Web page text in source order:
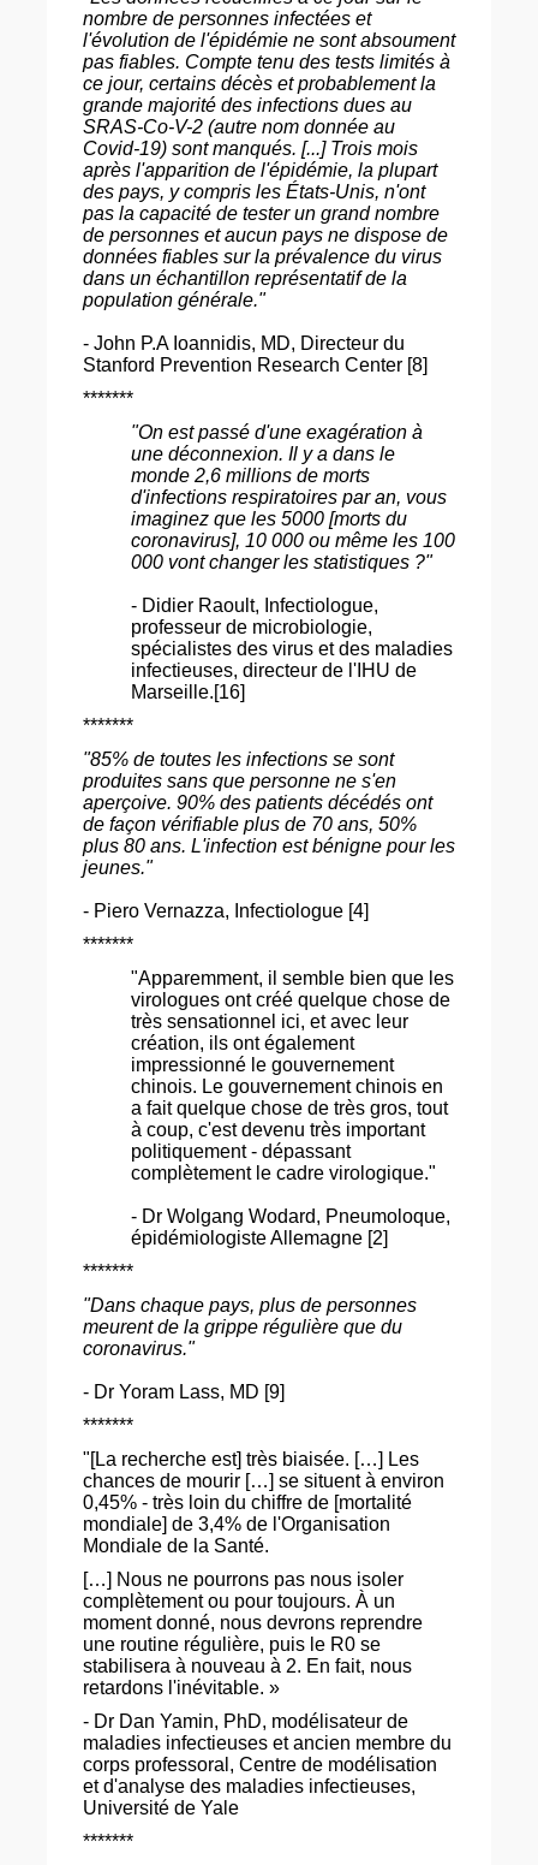
nombre de personnes infectées et
l'évolution de l'épidémie ne sont absoument
pas fiables. Compte tenu des tests limités à
ce jour, certains décès et probablement la
grande majorité des infections dues au
SRAS-Co-V-2 (autre nom donnée au
Covid-19) sont manqués. [...] Trois mois
après l'apparition de l'épidémie, la plupart
des pays, y compris les États-Unis, n'ont
pas la capacité de tester un grand nombre
de personnes et aucun pays ne dispose de
données fiables sur la prévalence du virus
dans un échantillon représentatif de la
population générale."
- John P.A Ioannidis, MD, Directeur du
Stanford Prevention Research Center [8]
*******
"On est passé d'une exagération à
une déconnexion. Il y a dans le
monde 2,6 millions de morts
d'infections respiratoires par an, vous
imaginez que les 5000 [morts du
coronavirus], 10 000 ou même les 100
000 vont changer les statistiques ?"
- Didier Raoult, Infectiologue,
professeur de microbiologie,
spécialistes des virus et des maladies
infectieuses, directeur de l'IHU de
Marseille.[16]
*******
"85% de toutes les infections se sont
produites sans que personne ne s'en
aperçoive. 90% des patients décédés ont
de façon vérifiable plus de 70 ans, 50%
plus 80 ans. L'infection est bénigne pour les
jeunes."
- Piero Vernazza, Infectiologue [4]
*******
"Apparemment, il semble bien que les
virologues ont créé quelque chose de
très sensationnel ici, et avec leur
création, ils ont également
impressionné le gouvernement
chinois. Le gouvernement chinois en
a fait quelque chose de très gros, tout
à coup, c'est devenu très important
politiquement - dépassant
complètement le cadre virologique."
- Dr Wolgang Wodard, Pneumoloque,
épidémiologiste Allemagne [2]
*******
"Dans chaque pays, plus de personnes
meurent de la grippe régulière que du
coronavirus."
- Dr Yoram Lass, MD [9]
*******
"[La recherche est] très biaisée. […] Les
chances de mourir […] se situent à environ
0,45% - très loin du chiffre de [mortalité
mondiale] de 3,4% de l'Organisation
Mondiale de la Santé.
[…] Nous ne pourrons pas nous isoler
complètement ou pour toujours. À un
moment donné, nous devrons reprendre
une routine régulière, puis le R0 se
stabilisera à nouveau à 2. En fait, nous
retardons l'inévitable. »
- Dr Dan Yamin, PhD, modélisateur de
maladies infectieuses et ancien membre du
corps professoral, Centre de modélisation
et d'analyse des maladies infectieuses,
Université de Yale
*******